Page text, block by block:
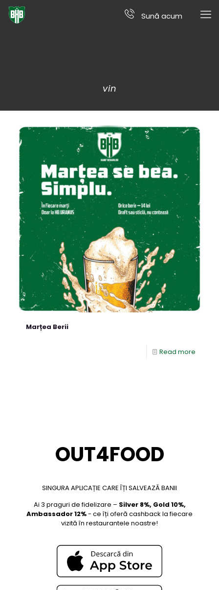
Sună acum
vin
Marțea Berii
Read more
OUT4FOOD
SINGURA APLICAȚIE CARE ÎȚI SALVEAZĂ BANII
Ai 3 praguri de fidelizare – Silver 8%, Gold 10%,
Ambassador 12%- ce îți oferă cashback la fiecare
vizită în restaurantele noastre!